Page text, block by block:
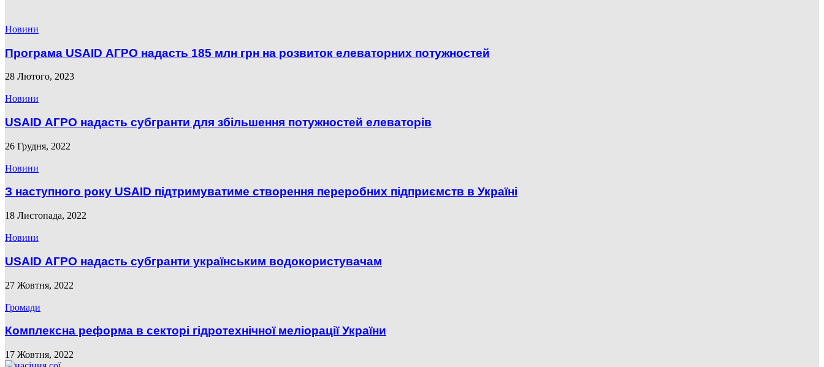
Новини
Програма USAID АГРО надаcть 185 млн грн на розвиток елеваторних потужностей
28 Лютого, 2023
Новини
USAID АГРО надасть субгранти для збільшення потужностей елеваторів
26 Грудня, 2022
Новини
З наступного року USAID підтримуватиме створення переробних підприємств в Україні
18 Листопада, 2022
Новини
USAID АГРО надасть субгранти українським водокористувачам
27 Жовтня, 2022
Громади
Комплексна реформа в секторі гідротехнічної меліорації України
17 Жовтня, 2022